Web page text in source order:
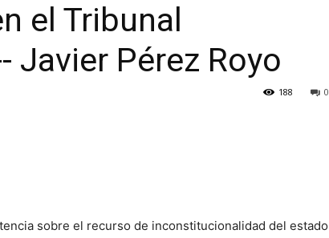
el Tribunal
Javier Pérez Royo
0
188
sobre el recurso de inconstitucionalidad del estado